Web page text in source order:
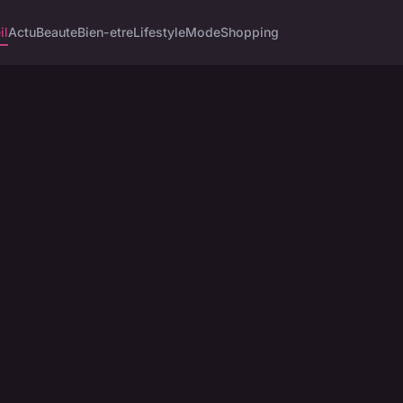
ActuBeauteBien-etreLifestyleModeShopping